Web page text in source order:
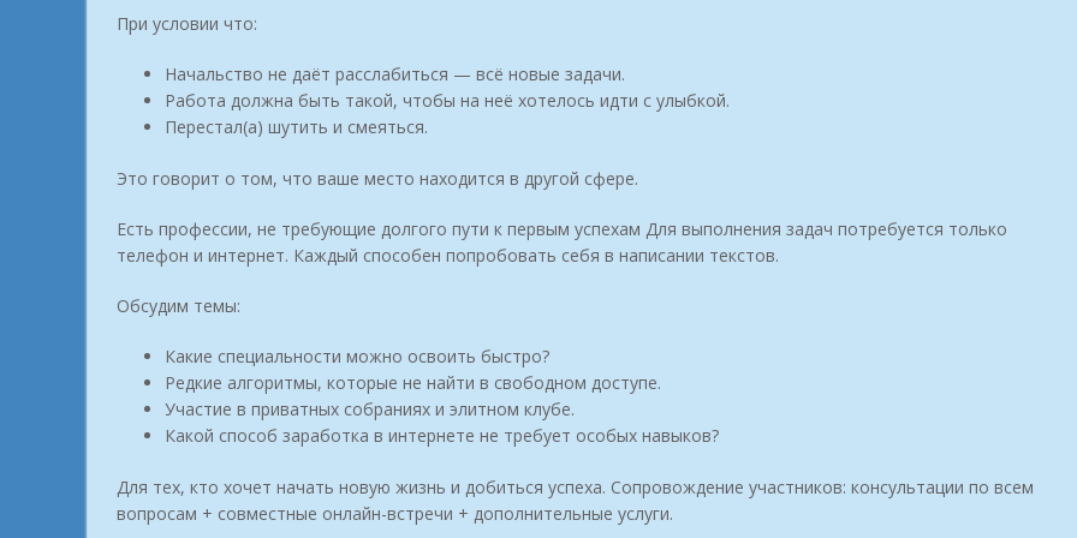
При условии что:
Начальство не даёт расслабиться — всё новые задачи.
Работа должна быть такой, чтобы на неё хотелось идти с улыбкой.
Перестал(а) шутить и смеяться.
Это говорит о том, что ваше место находится в другой сфере.
Есть профессии, не требующие долгого пути к первым успехам Для выполнения задач потребуется только
телефон и интернет. Каждый способен попробовать себя в написании текстов.
Обсудим темы:
Какие специальности можно освоить быстро?
Редкие алгоритмы, которые не найти в свободном доступе.
Участие в приватных собраниях и элитном клубе.
Какой способ заработка в интернете не требует особых навыков?
Для тех, кто хочет начать новую жизнь и добиться успеха. Сопровождение участников: консультации по всем
вопросам + совместные онлайн-встречи + дополнительные услуги.